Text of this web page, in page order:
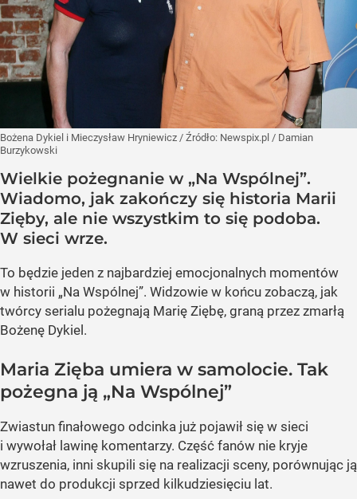
Bożena Dykiel i Mieczysław Hryniewicz / Źródło: Newspix.pl / Damian
Burzykowski
Wielkie pożegnanie w „Na Wspólnej”.
Wiadomo, jak zakończy się historia Marii
Zięby, ale nie wszystkim to się podoba.
W sieci wrze.
To będzie jeden z najbardziej emocjonalnych momentów
w historii „Na Wspólnej”. Widzowie w końcu zobaczą, jak
twórcy serialu pożegnają Marię Ziębę, graną przez zmarłą
Bożenę Dykiel.
Maria Zięba umiera w samolocie. Tak
pożegna ją „Na Wspólnej”
Zwiastun finałowego odcinka już pojawił się w sieci
i wywołał lawinę komentarzy. Część fanów nie kryje
wzruszenia, inni skupili się na realizacji sceny, porównując ją
nawet do produkcji sprzed kilkudziesięciu lat.